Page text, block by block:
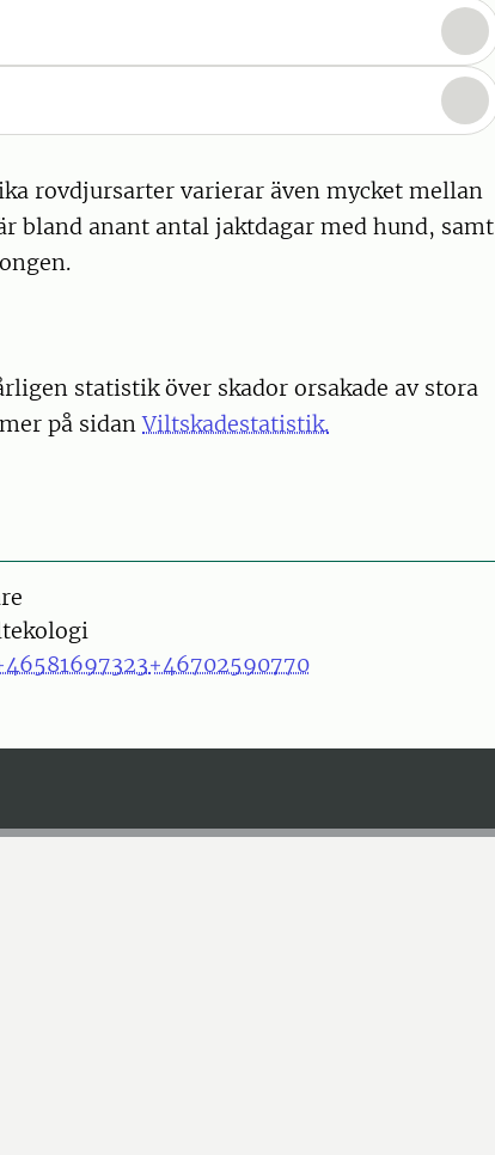
rovdjursarter varierar även mycket mellan
bland anant antal jaktdagar med hund, samt
statistik över skador orsakade av stora
på sidanViltskadestatistik.
+46702590770